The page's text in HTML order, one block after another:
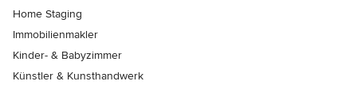
Home Staging
Immobilienmakler
Kinder- & Babyzimmer
Künstler & Kunsthandwerk